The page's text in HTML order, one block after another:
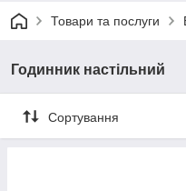
Товари та послуги
Годинник настільний
Сортування